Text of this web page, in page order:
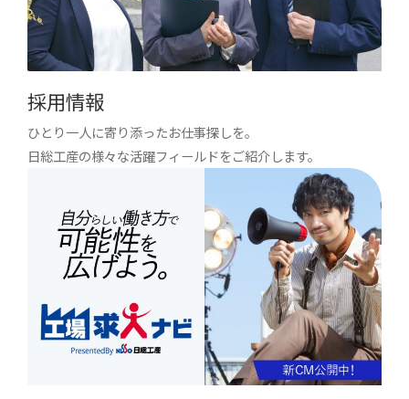
採用情報
ひとり一人に寄り添ったお仕事探しを。
日総工産の様々な活躍フィールドをご紹介します。